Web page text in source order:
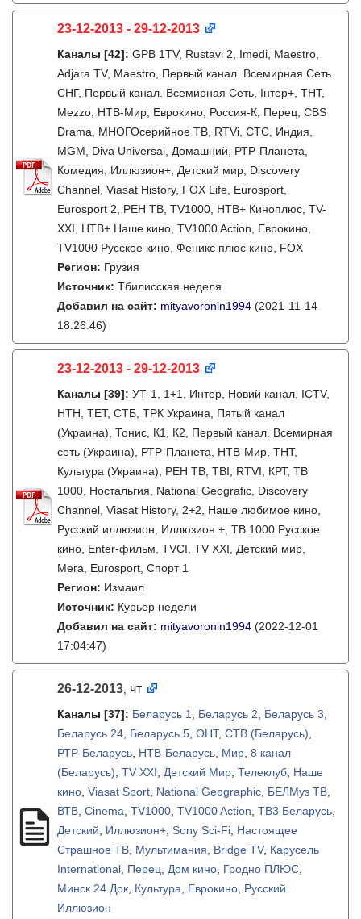
23-12-2013 - 29-12-2013
Каналы [42]: GPB 1TV, Rustavi 2, Imedi, Maestro,
Adjara TV, Maestro, Первый канал. Всемирная Сеть
СНГ, Первый канал. Всемирная Сеть, Інтер+, ТНТ,
Mezzo, НТВ-Мир, Еврокино, Россия-К, Перец, CBS
Drama, МНОГОсерийное ТВ, RTVi, СТС, Индия,
MGM, Diva Universal, Домашний, РТР-Планета,
Комедия, Иллюзион+, Детский мир, Discovery
Channel, Viasat History, FOX Life, Eurosport,
Eurosport 2, РЕН ТВ, TV1000, НТВ+ Киноплюс, TV-
XXI, НТВ+ Наше кино, TV1000 Action, Еврокино,
TV1000 Русское кино, Феникс плюс кино, FOX
Регион: Грузия
Источник: Тбилисская неделя
Добавил на сайт: mityavoronin1994 (2021-11-14
18:26:46)
23-12-2013 - 29-12-2013
Каналы [39]: УТ-1, 1+1, Интер, Новий канал, ICTV,
НТН, ТЕТ, СТБ, ТРК Украина, Пятый канал
(Украина), Тонис, К1, К2, Первый канал. Всемирная
сеть (Украина), РТР-Планета, НТВ-Мир, ТНТ,
Культура (Украина), РЕН ТВ, ТВI, RTVI, КРТ, ТВ
1000, Ностальгия, National Geografic, Discovery
Channel, Viasat History, 2+2, Наше любимое кино,
Русский иллюзион, Иллюзион +, ТВ 1000 Русское
кино, Enter-фильм, TVCI, TV XXI, Детский мир,
Мега, Eurosport, Спорт 1
Регион: Измаил
Источник: Курьер недели
Добавил на сайт: mityavoronin1994 (2022-12-01
17:04:47)
26-12-2013, чт
Каналы [37]: Беларусь 1 Беларусь 2 Беларусь 3
Беларусь 24 Беларусь 5 ОНТ, СТВ (Беларусь)
РТР-Беларусь НТВ-Беларусь Мир 8 канал
(Беларусь) TV XXI Детский Мир Телеклуб Наше
кино Viasat Sport National Geographic БЕЛМуз ТВ
ВТВ Cinema TV1000 TV1000 Action ТВ3 Беларусь
Детский
Иллюзион+ Sony Sci-Fi Настоящее
Страшное ТВ Мультимания Bridge TV, Карусель
International Перец Дом кино Гродно ПЛЮС
Минск 24 Док Культура Еврокино Русский
Иллюзион